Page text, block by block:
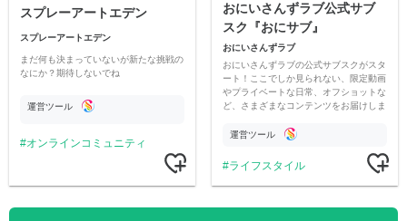
スプレーアートエデン
スプレーアートエデン
まだ何も決まっていないが新たな挑戦の
なにか？期待しないでね
運営ツール
オンラインコミュニティ
おにいさんずラブ公式サブ
スク『おにサブ』
おにいさんずラブ
おにいさんずラブの公式サブスクがスタ
ート！ここでしか見られない、限定動画
やプライベートな日常、オフショットな
ど、さまざまなコンテンツをお届けしま
運営ツール
ライフスタイル